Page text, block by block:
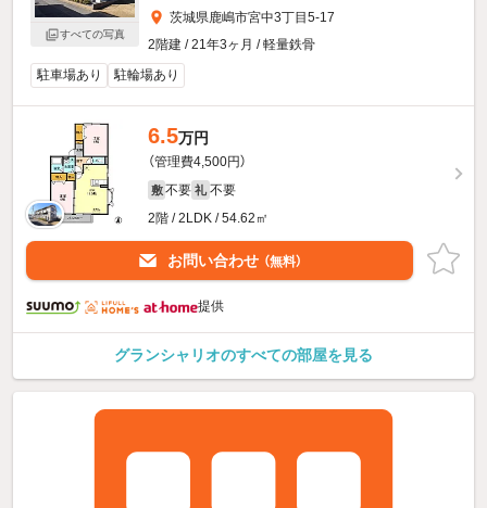
すべての写真
茨城県鹿嶋市宮中3丁目5-17
2階建 / 21年3ヶ月 / 軽量鉄骨
駐車場あり
駐輪場あり
6.5万円
（管理費4,500円）
敷 不要 礼 不要
2階 / 2LDK / 54.62㎡
お問い合わせ （無料）
提供
グランシャリオのすべての部屋を見る